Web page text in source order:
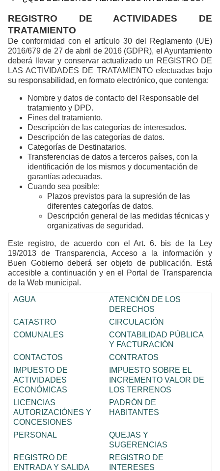
REGISTRO DE ACTIVIDADES DE
TRATAMIENTO
De conformidad con el artículo 30 del Reglamento (UE)
2016/679 de 27 de abril de 2016 (GDPR), el Ayuntamiento
deberá llevar y conservar actualizado un REGISTRO DE
LAS ACTIVIDADES DE TRATAMIENTO efectuadas bajo
su responsabilidad, en formato electrónico, que contenga:
Nombre y datos de contacto del Responsable del
tratamiento y DPD.
Fines del tratamiento.
Descripción de las categorías de interesados.
Descripción de las categorías de datos.
Categorías de Destinatarios.
Transferencias de datos a terceros países, con la
identificación de los mismos y documentación de
garantías adecuadas.
Cuando sea posible:
Plazos previstos para la supresión de las
diferentes categorías de datos.
Descripción general de las medidas técnicas y
organizativas de seguridad.
Este registro, de acuerdo con el Art. 6. bis de la Ley
19/2013 de Transparencia, Acceso a la información y
Buen Gobierno deberá ser objeto de publicación. Está
accesible a continuación y en el Portal de Transparencia
de la Web municipal.
AGUA
ATENCIÓN DE LOS
DERECHOS
CATASTRO
C IRCULACIÓN
COMUNALES CONTABILIDAD PÚBLICA
Y FACTURACIÓN
CONTACTOS CONTRATOS
MPUESTO DE
ACTIVIDADES
ECONÓMICAS
MPUESTO SOBRE EL
INCREMENTO VALOR DE
LOS TERRENOS
L ICENCIAS
AUTORIZACIÓNES Y
CONCESIONES
PADRÓN DE
HABITANTES
PERSONAL QUEJAS Y
SUGERENCIAS
REGISTRO DE
ENTRADA Y SALIDA
REGISTRO DE
INTERESES